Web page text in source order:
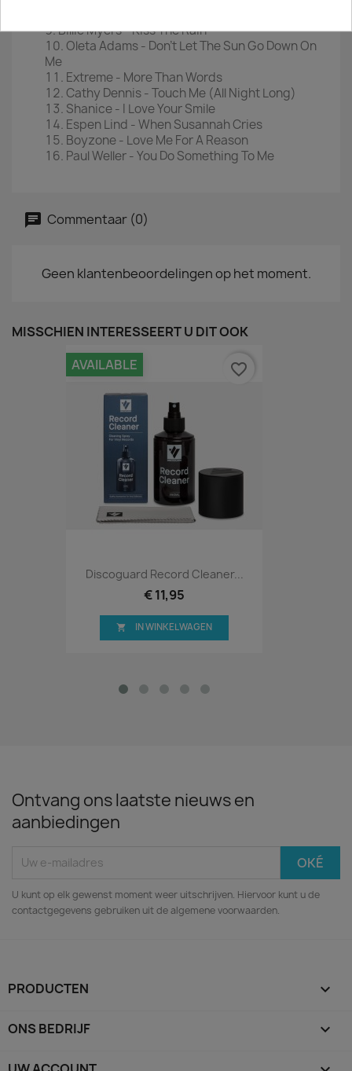
Billie Myers - Kiss The Rain
Oleta Adams - Don't Let The Sun Go Down On
Me
Extreme - More Than Words
Cathy Dennis - Touch Me (All Night Long)
Shanice - I Love Your Smile
Espen Lind - When Susannah Cries
Boyzone - Love Me For A Reason
Paul Weller - You Do Something To Me
Commentaar (0)
Geen klantenbeoordelingen op het moment.
MISSCHIEN INTERESSEERT U DIT OOK
Discoguard Record Cleaner...
€ 11,95
AVAILABLE
 IN WINKELWAGEN
favorite_border
Ontvang ons laatste nieuws en
aanbiedingen
U kunt op elk gewenst moment weer uitschrijven. Hiervoor kunt u de
contactgegevens gebruiken uit de algemene voorwaarden.
PRODUCTEN 
ONS BEDRIJF 